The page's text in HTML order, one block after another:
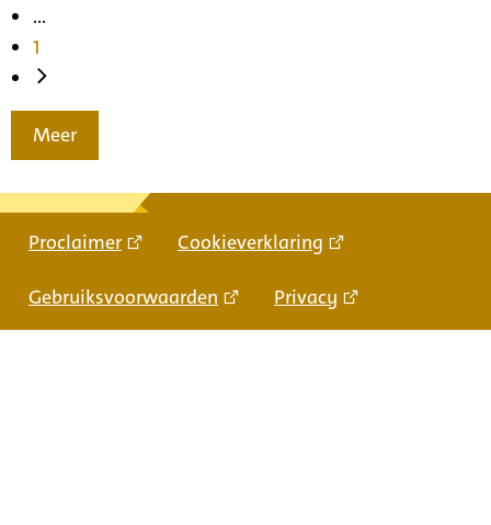
...
1
Meer
Proclaimer Cookieverklaring
Gebruiksvoorwaarden Privacy